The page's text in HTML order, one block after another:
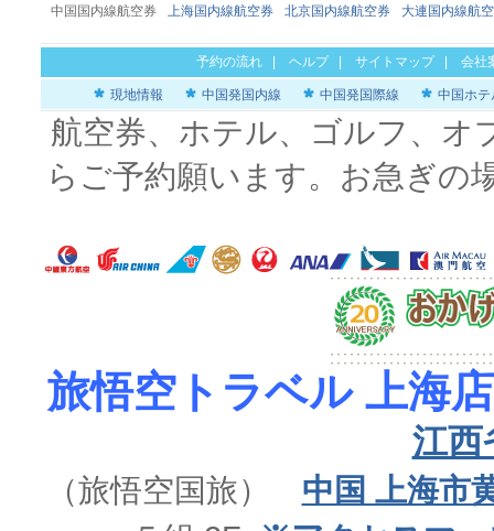
中国国内線航空券 上海国内線航空券 北京国内線航空券 大連国内線航
予約の流れ ヘルプ| サイトマップ| 会社
現地情報 中国発国内線 中国発国際線 中国ホテ
航空券、ホテル、ゴルフ、オ
らご予約願います。お急ぎの
旅悟空トラベル 上海店
江西
（旅悟空国旅） 中国 上海市